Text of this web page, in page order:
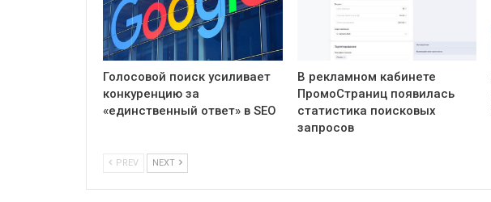
Голосовой поиск усиливает
конкуренцию за
«единственный ответ» в SEO
В рекламном кабинете
ПромоСтраниц появилась
статистика поисковых
запросов
PREV NEXT